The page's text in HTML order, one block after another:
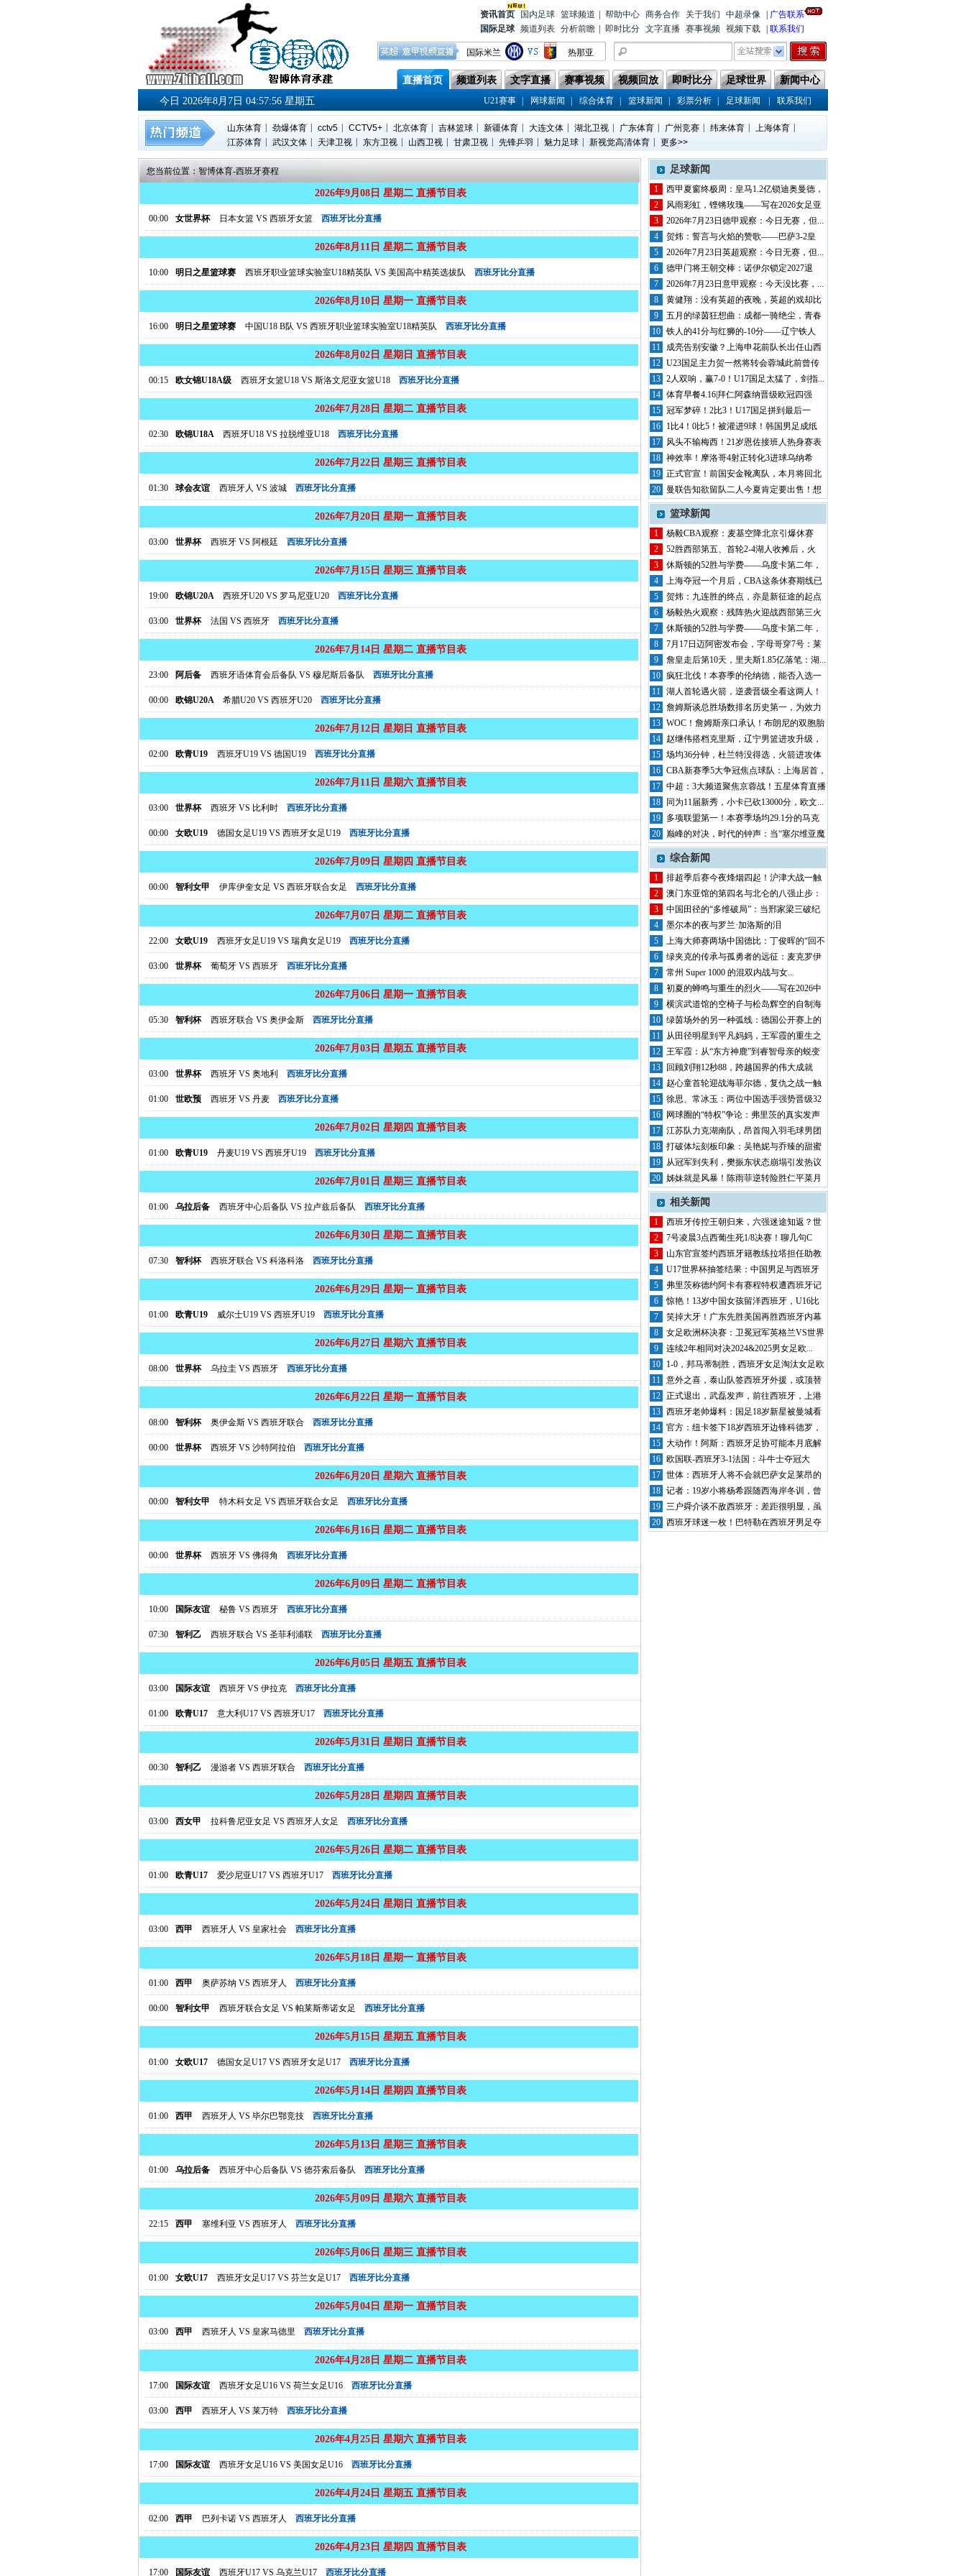
资讯首页 国内足球 篮球频道
国际足球 频道列表 分析前瞻
帮助中心 商务合作 关于我们 中超录像
广告联系
即时比分 文字直播 赛事视频 视频下载 联系我们
国际米兰
热那亚
蒙扎
亚特兰大
上海海港
辽宁铁人
上海申花
青岛西海岸
帕尔马
威尼斯
直播首页 频道列表 文字直播 赛事视频 视频回放 即时比分 足球世界 新闻中心
U21赛事 | 网球新闻 | 综合体育 | 篮球新闻 | 彩票分析 | 足球新闻 | 联系我们
今日 2026年8月7日 04:57:57 星期五
山东体育 劲爆体育 cctv5 CCTV5+ 北京体育 吉林篮球 新疆体育 大连文体 湖北卫视 广东体育 广州竞赛 纬来体育 上海体育
江苏体育 | 武汉文体 | 天津卫视 | 东方卫视 | 山西卫视 | 甘肃卫视 | 先锋乒羽 | 魅力足球 | 新视觉高清体育 | 更多>>
您当前位置： 智博体育-西班牙赛程
2026年9月08日 星期二 直播节目表
00:00 女世界杯 日本女篮 VS 西班牙女篮 西班牙比分直播
2026年8月11日 星期二 直播节目表
10:00 明日之星篮球赛 西班牙职业篮球实验室U18精英队 VS 美国高中精英选拔队 西班牙比分直播
2026年8月10日 星期一 直播节目表
16:00 明日之星篮球赛 中国U18 B队 VS 西班牙职业篮球实验室U18精英队 西班牙比分直播
2026年8月02日 星期日 直播节目表
00:15 欧女锦U18A级 西班牙女篮U18 VS 斯洛文尼亚女篮U18 西班牙比分直播
2026年7月28日 星期二 直播节目表
02:30 欧锦U18A 西班牙U18 VS 拉脱维亚U18 西班牙比分直播
2026年7月22日 星期三 直播节目表
01:30 球会友谊 西班牙人 VS 波城 西班牙比分直播
2026年7月20日 星期一 直播节目表
03:00 世界杯 西班牙 VS 阿根廷 西班牙比分直播
2026年7月15日 星期三 直播节目表
19:00 欧锦U20A 西班牙U20 VS 罗马尼亚U20 西班牙比分直播
03:00 世界杯 法国 VS 西班牙 西班牙比分直播
2026年7月14日 星期二 直播节目表
23:00 阿后备 西班牙语体育会后备队 VS 穆尼斯后备队 西班牙比分直播
00:00 欧锦U20A 希腊U20 VS 西班牙U20 西班牙比分直播
2026年7月12日 星期日 直播节目表
02:00 欧青U19 西班牙U19 VS 德国U19 西班牙比分直播
2026年7月11日 星期六 直播节目表
03:00 世界杯 西班牙 VS 比利时 西班牙比分直播
00:00 女欧U19 德国女足U19 VS 西班牙女足U19 西班牙比分直播
2026年7月09日 星期四 直播节目表
00:00 智利女甲 伊库伊奎女足 VS 西班牙联合女足 西班牙比分直播
2026年7月07日 星期二 直播节目表
22:00 女欧U19 西班牙女足U19 VS 瑞典女足U19 西班牙比分直播
03:00 世界杯 葡萄牙 VS 西班牙 西班牙比分直播
2026年7月06日 星期一 直播节目表
05:30 智利杯 西班牙联合 VS 奥伊金斯 西班牙比分直播
2026年7月03日 星期五 直播节目表
03:00 世界杯 西班牙 VS 奥地利 西班牙比分直播
01:00 世欧预 西班牙 VS 丹麦 西班牙比分直播
2026年7月02日 星期四 直播节目表
01:00 欧青U19 丹麦U19 VS 西班牙U19 西班牙比分直播
2026年7月01日 星期三 直播节目表
01:00 乌拉后备 西班牙中心后备队 VS 拉卢兹后备队 西班牙比分直播
2026年6月30日 星期二 直播节目表
07:30 智利杯 西班牙联合 VS 科洛科洛 西班牙比分直播
2026年6月29日 星期一 直播节目表
01:00 欧青U19 威尔士U19 VS 西班牙U19 西班牙比分直播
2026年6月27日 星期六 直播节目表
08:00 世界杯 乌拉圭 VS 西班牙 西班牙比分直播
2026年6月22日 星期一 直播节目表
08:00 智利杯 奥伊金斯 VS 西班牙联合 西班牙比分直播
00:00 世界杯 西班牙 VS 沙特阿拉伯 西班牙比分直播
2026年6月20日 星期六 直播节目表
00:00 智利女甲 特木科女足 VS 西班牙联合女足 西班牙比分直播
2026年6月16日 星期二 直播节目表
00:00 世界杯 西班牙 VS 佛得角 西班牙比分直播
2026年6月09日 星期二 直播节目表
10:00 国际友谊 秘鲁 VS 西班牙 西班牙比分直播
07:30 智利乙 西班牙联合 VS 圣菲利浦联 西班牙比分直播
2026年6月05日 星期五 直播节目表
03:00 国际友谊 西班牙 VS 伊拉克 西班牙比分直播
01:00 欧青U17 意大利U17 VS 西班牙U17 西班牙比分直播
2026年5月31日 星期日 直播节目表
00:30 智利乙 漫游者 VS 西班牙联合 西班牙比分直播
2026年5月28日 星期四 直播节目表
03:00 西女甲 拉科鲁尼亚女足 VS 西班牙人女足 西班牙比分直播
2026年5月26日 星期二 直播节目表
01:00 欧青U17 爱沙尼亚U17 VS 西班牙U17 西班牙比分直播
2026年5月24日 星期日 直播节目表
03:00 西甲 西班牙人 VS 皇家社会 西班牙比分直播
2026年5月18日 星期一 直播节目表
01:00 西甲 奥萨苏纳 VS 西班牙人 西班牙比分直播
00:00 智利女甲 西班牙联合女足 VS 帕莱斯蒂诺女足 西班牙比分直播
2026年5月15日 星期五 直播节目表
01:00 女欧U17 德国女足U17 VS 西班牙女足U17 西班牙比分直播
2026年5月14日 星期四 直播节目表
01:00 西甲 西班牙人 VS 毕尔巴鄂竞技 西班牙比分直播
2026年5月13日 星期三 直播节目表
01:00 乌拉后备 西班牙中心后备队 VS 德芬索后备队 西班牙比分直播
2026年5月09日 星期六 直播节目表
22:15 西甲 塞维利亚 VS 西班牙人 西班牙比分直播
2026年5月06日 星期三 直播节目表
01:00 女欧U17 西班牙女足U17 VS 芬兰女足U17 西班牙比分直播
2026年5月04日 星期一 直播节目表
03:00 西甲 西班牙人 VS 皇家马德里 西班牙比分直播
2026年4月28日 星期二 直播节目表
17:00 国际友谊 西班牙女足U16 VS 荷兰女足U16 西班牙比分直播
03:00 西甲 西班牙人 VS 莱万特 西班牙比分直播
2026年4月25日 星期六 直播节目表
17:00 国际友谊 西班牙女足U16 VS 美国女足U16 西班牙比分直播
2026年4月24日 星期五 直播节目表
02:00 西甲 巴列卡诺 VS 西班牙人 西班牙比分直播
2026年4月23日 星期四 直播节目表
17:00 国际友谊 西班牙U17 VS 乌克兰U17 西班牙比分直播
足球新闻
1
西甲夏窗终极周：皇马1.2亿锁迪奥曼德，
巴...
2
风雨彩虹，铿锵玫瑰——写在2026女足亚
洲...
3
2026年7月23日德甲观察：今日无赛，但...
4
贺炜：誓言与火焰的赞歌——巴萨3-2皇
马，...
5
2026年7月23日英超观察：今日无赛，但...
6
德甲门将王朝交棒：诺伊尔锁定2027退
役，...
7
2026年7月23日意甲观察：今天没比赛，...
8
黄健翔：没有英超的夜晚，英超的戏却比
英超还...
9
五月的绿茵狂想曲：成都一骑绝尘，青春
风暴席...
10 铁人的41分与红狮的-10分——辽宁铁人
半...
11
成亮告别安徽？上海申花前队长出任山西
崇德荣...
12 U23国足主力贺一然将转会蓉城此前曾传
其将...
13 2人双响，赢7-0！U17国足太猛了，剑指...
14 体育早餐4.16|拜仁阿森纳晋级欧冠四强
中...
15 冠军梦碎！2比3！U17国足拼到最后一
秒，...
16
1比4！0比5！被灌进9球！韩国男足成纸
老...
17
风头不输梅西！21岁恩佐接班人热身赛表
现抢...
18 神效率！摩洛哥4射正转化3进球乌纳希
0.2...
19 正式官宣！前国安金靴离队，本月将回北
京，有...
20
曼联告知欲留队二人今夏肯定要出售！想
收回5...
篮球新闻
1
杨毅CBA观察：麦基空降北京引爆休赛
期，第...
2
52胜西部第五、首轮2-4湖人收摊后，火
箭...
3
休斯顿的52胜与学费——乌度卡第二年，
申京...
4
上海夺冠一个月后，CBA这条休赛期线已
经翻...
5
贺炜：九连胜的终点，亦是新征途的起点
——湖...
6
杨毅热火观察：残阵热火迎战西部第三火
箭，巴...
7
休斯顿的52胜与学费——乌度卡第二年，
申京...
8
7月17日迈阿密发布会，字母哥穿7号：莱
利...
9
詹皇走后第10天，里夫斯1.85亿落笔：湖...
10 疯狂北伐！本赛季的伦纳德，能否入选一
阵？
11
湖人首轮遇火箭，逆袭晋级全看这两人！
老詹体...
12 詹姆斯谈总胜场数排名历史第一，为效力
的每支...
13 WOC！詹姆斯亲口承认！布朗尼的双胞胎
兄弟...
14
赵继伟搭档克里斯，辽宁男篮进攻升级，
引援还...
15 场均36分钟，杜兰特没得选，火箭进攻体
系崩...
16 CBA新赛季5大争冠焦点球队：上海居首，
广...
17 中超：3大频道聚焦京蓉战！五星体育直播
上海...
18
同为11届新秀，小卡已砍13000分，欧文...
19
多项联盟第一！本赛季场均29.1分的马克
西...
20 巅峰的对决，时代的钟声：当“塞尔维亚魔
术师...
综合新闻
1
排超季后赛今夜烽烟四起！沪津大战一触
即发，...
2
澳门东亚馆的第四名与北仑的八强止步：
排球双...
3
中国田径的“多维破局”：当邢家梁三破纪
录，...
4
墨尔本的夜与罗兰·加洛斯的泪
5
上海大师赛两场中国德比：丁俊晖的“回不
去”...
6
绿夹克的传承与孤勇者的远征：麦克罗伊
奥古斯...
7
常州 Super 1000 的混双内战与女...
8
初夏的蝉鸣与重生的烈火——写在2026中
国...
9
横滨武道馆的空椅子与松岛辉空的自制海
报：乒...
10 绿茵场外的另一种弧线：德国公开赛上的
青春风...
11
从田径明星到平凡妈妈，王军霞的重生之
路
12 王军霞：从“东方神鹿”到睿智母亲的蜕变
13
回顾刘翔12秒88，跨越国界的伟大成就
14
赵心童首轮迎战海菲尔德，复仇之战一触
即发！
15 徐思、常冰玉：两位中国选手强势晋级32
强
16
网球圈的“特权”争论：弗里茨的真实发声
17 江苏队力克湖南队，昂首闯入羽毛球男团
决赛
18 打破体坛刻板印象：吴艳妮与乔臻的甜蜜
瞬间
19
从冠军到失利，樊振东状态崩塌引发热议
20 姊妹就是风暴！陈雨菲逆转险胜仁平菜月
相关新闻
1
西班牙传控王朝归来，六强迷途知返？世
界杯复...
2
7号凌晨3点西葡生死1/8决赛！聊几句C
罗...
3
山东官宣签约西班牙籍教练拉塔担任助教
辅佐邱彪
4
U17世界杯抽签结果：中国男足与西班牙
同组...
5
弗里茨称德约阿卡有赛程特权遭西班牙记
者回怼...
6
惊艳！13岁中国女孩留洋西班牙，U16比
赛...
7
笑掉大牙！广东先胜美国再胜西班牙内幕
揭开，...
8
女足欧洲杯决赛：卫冕冠军英格兰VS世界
杯冠...
9
连续2年相同对决2024&2025男女足欧...
10
1-0，邦马蒂制胜，西班牙女足淘汰女足欧
洲...
11
意外之喜，泰山队签西班牙外援，或顶替
卡扎尔...
12 正式退出，武磊发声，前往西班牙，上港
批准，...
13 西班牙老帅爆料：国足18岁新星被曼城看
中，...
14 官方：纽卡签下18岁西班牙边锋科德罗，
球员...
15 大动作！阿斯：西班牙足协可能本月底解
雇裁判...
16
欧国联-西班牙3-1法国：斗牛士夺冠大
热，...
17 世体：西班牙人将不会就巴萨女足莱昂的
不雅行...
18 记者：19岁小将杨希跟随西海岸冬训，曾
长期...
19 三户舜介谈不敌西班牙：差距很明显，虽
然输3...
20 西班牙球迷一枚！巴特勒在西班牙男足夺